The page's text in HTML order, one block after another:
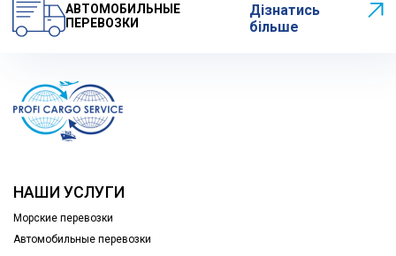
АВТОМОБИЛЬНЫЕ
ПЕРЕВОЗКИ
Дізнатись
більше
НАШИ УСЛУГИ
Морские перевозки
Автомобильные перевозки